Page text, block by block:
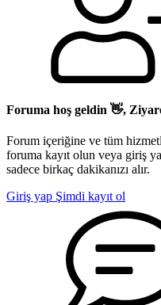
Foruma hoş geldin 👋,
Forum içeriğine ve tüm
foruma kayıt olun veya giriş
sadece birkaç dakikanızı alır.
Giriş yap Şimdi kayıt ol